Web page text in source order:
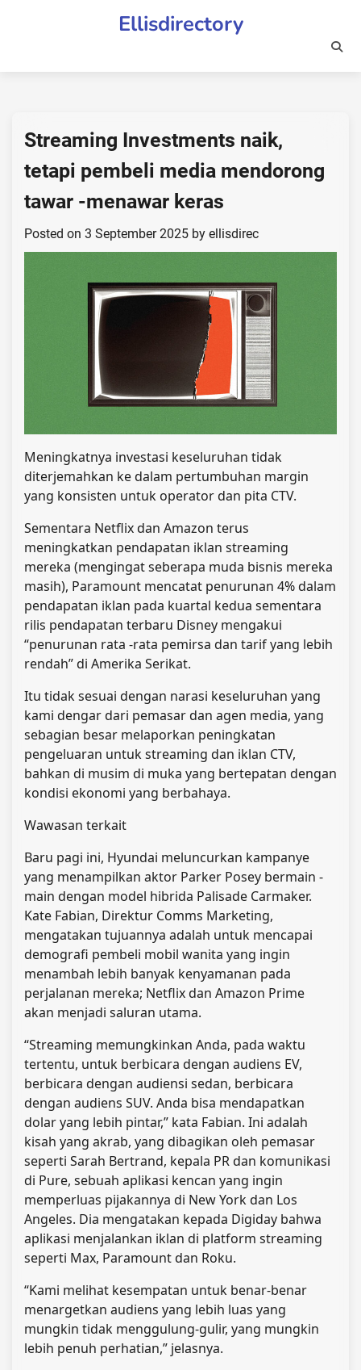
Ellisdirectory
Streaming Investments naik,
tetapi pembeli media mendorong
tawar -menawar keras
Posted on 3 September 2025 by ellisdirec
Meningkatnya investasi keseluruhan tidak
diterjemahkan ke dalam pertumbuhan margin
yang konsisten untuk operator dan pita CTV.
Sementara Netflix dan Amazon terus
meningkatkan pendapatan iklan streaming
mereka (mengingat seberapa muda bisnis mereka
masih), Paramount mencatat penurunan 4% dalam
pendapatan iklan pada kuartal kedua sementara
rilis pendapatan terbaru Disney mengakui
“penurunan rata -rata pemirsa dan tarif yang lebih
rendah” di Amerika Serikat.
Itu tidak sesuai dengan narasi keseluruhan yang
kami dengar dari pemasar dan agen media, yang
sebagian besar melaporkan peningkatan
pengeluaran untuk streaming dan iklan CTV,
bahkan di musim di muka yang bertepatan dengan
kondisi ekonomi yang berbahaya.
Wawasan terkait
Baru pagi ini, Hyundai meluncurkan kampanye
yang menampilkan aktor Parker Posey bermain -
main dengan model hibrida Palisade Carmaker.
Kate Fabian, Direktur Comms Marketing,
mengatakan tujuannya adalah untuk mencapai
demografi pembeli mobil wanita yang ingin
menambah lebih banyak kenyamanan pada
perjalanan mereka; Netflix dan Amazon Prime
akan menjadi saluran utama.
“Streaming memungkinkan Anda, pada waktu
tertentu, untuk berbicara dengan audiens EV,
berbicara dengan audiensi sedan, berbicara
dengan audiens SUV. Anda bisa mendapatkan
dolar yang lebih pintar,” kata Fabian. Ini adalah
kisah yang akrab, yang dibagikan oleh pemasar
seperti Sarah Bertrand, kepala PR dan komunikasi
di Pure, sebuah aplikasi kencan yang ingin
memperluas pijakannya di New York dan Los
Angeles. Dia mengatakan kepada Digiday bahwa
aplikasi menjalankan iklan di platform streaming
seperti Max, Paramount dan Roku.
“Kami melihat kesempatan untuk benar-benar
menargetkan audiens yang lebih luas yang
mungkin tidak menggulung-gulir, yang mungkin
lebih penuh perhatian,” jelasnya.